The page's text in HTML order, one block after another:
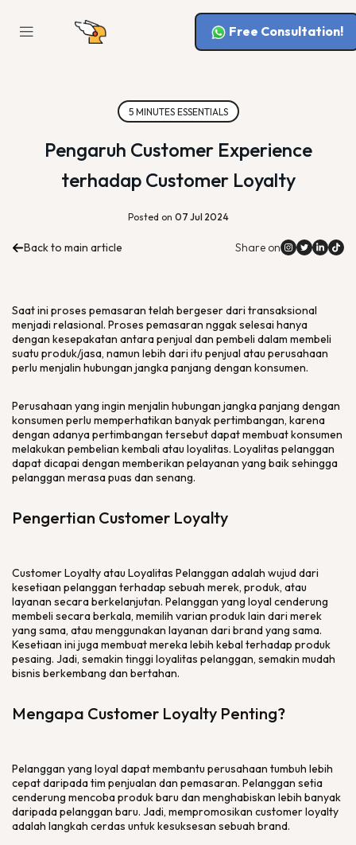
Free Consultation!
5 MINUTES ESSENTIALS
Pengaruh Customer Experience
terhadap Customer Loyalty
Posted on 07 Jul 2024
Back to main article Share on
Saat ini proses pemasaran telah bergeser dari transaksional
menjadi relasional. Proses pemasaran nggak selesai hanya
dengan kesepakatan antara penjual dan pembeli dalam membeli
suatu produk/jasa, namun lebih dari itu penjual atau perusahaan
perlu menjalin hubungan jangka panjang dengan konsumen.
Perusahaan yang ingin menjalin hubungan jangka panjang dengan
konsumen perlu memperhatikan banyak pertimbangan, karena
dengan adanya pertimbangan tersebut dapat membuat konsumen
melakukan pembelian kembali atau loyalitas. Loyalitas pelanggan
dapat dicapai dengan memberikan pelayanan yang baik sehingga
pelanggan merasa puas dan senang.
Pengertian Customer Loyalty
Customer Loyalty atau Loyalitas Pelanggan adalah wujud dari
kesetiaan pelanggan terhadap sebuah merek, produk, atau
layanan secara berkelanjutan. Pelanggan yang loyal cenderung
membeli secara berkala, memilih varian produk lain dari merek
yang sama, atau menggunakan layanan dari brand yang sama.
Kesetiaan ini juga membuat mereka lebih kebal terhadap produk
pesaing. Jadi, semakin tinggi loyalitas pelanggan, semakin mudah
bisnis berkembang dan bertahan.
Mengapa Customer Loyalty Penting?
Pelanggan yang loyal dapat membantu perusahaan tumbuh lebih
cepat daripada tim penjualan dan pemasaran. Pelanggan setia
cenderung mencoba produk baru dan menghabiskan lebih banyak
daripada pelanggan baru. Jadi, mempromosikan customer loyalty
adalah langkah cerdas untuk kesuksesan sebuah brand.